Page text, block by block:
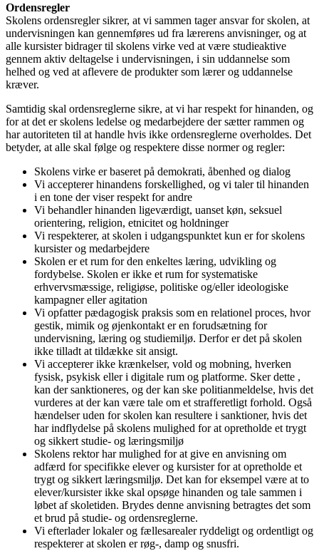
Ordensregler
Skolens ordensregler sikrer, at vi sammen tager ansvar for skolen, at
undervisningen kan gennemføres ud fra lærerens anvisninger, og at
alle kursister bidrager til skolens virke ved at være studieaktive
gennem aktiv deltagelse i undervisningen, i sin uddannelse som
helhed og ved at aflevere de produkter som lærer og uddannelse
kræver.
Samtidig skal ordensreglerne sikre, at vi har respekt for hinanden, og
for at det er skolens ledelse og medarbejdere der sætter rammen og
har autoriteten til at handle hvis ikke ordensreglerne overholdes. Det
betyder, at alle skal følge og respektere disse normer og regler:
Skolens virke er baseret på demokrati, åbenhed og dialog
Vi accepterer hinandens forskellighed, og vi taler til hinanden
i en tone der viser respekt for andre
Vi behandler hinanden ligeværdigt, uanset køn, seksuel
orientering, religion, etnicitet og holdninger
Vi respekterer, at skolen i udgangspunktet kun er for skolens
kursister og medarbejdere
Skolen er et rum for den enkeltes læring, udvikling og
fordybelse. Skolen er ikke et rum for systematiske
erhvervsmæssige, religiøse, politiske og/eller ideologiske
kampagner eller agitation
Vi opfatter pædagogisk praksis som en relationel proces, hvor
gestik, mimik og øjenkontakt er en forudsætning for
undervisning, læring og studiemiljø. Derfor er det på skolen
ikke tilladt at tildække sit ansigt.
Vi accepterer ikke krænkelser, vold og mobning, hverken
fysisk, psykisk eller i digitale rum og platforme. Sker dette ,
kan der sanktioneres, og der kan ske politianmeldelse, hvis det
vurderes at der kan være tale om et strafferetligt forhold. Også
hændelser uden for skolen kan resultere i sanktioner, hvis det
har indflydelse på skolens mulighed for at opretholde et trygt
og sikkert studie- og læringsmiljø
Skolens rektor har mulighed for at give en anvisning om
adfærd for specifikke elever og kursister for at opretholde et
trygt og sikkert læringsmiljø. Det kan for eksempel være at to
elever/kursister ikke skal opsøge hinanden og tale sammen i
løbet af skoletiden. Brydes denne anvisning betragtes det som
et brud på studie- og ordensreglerne.
Vi efterlader lokaler og fællesarealer ryddeligt og ordentligt og
respekterer at skolen er røg-, damp og snusfri.